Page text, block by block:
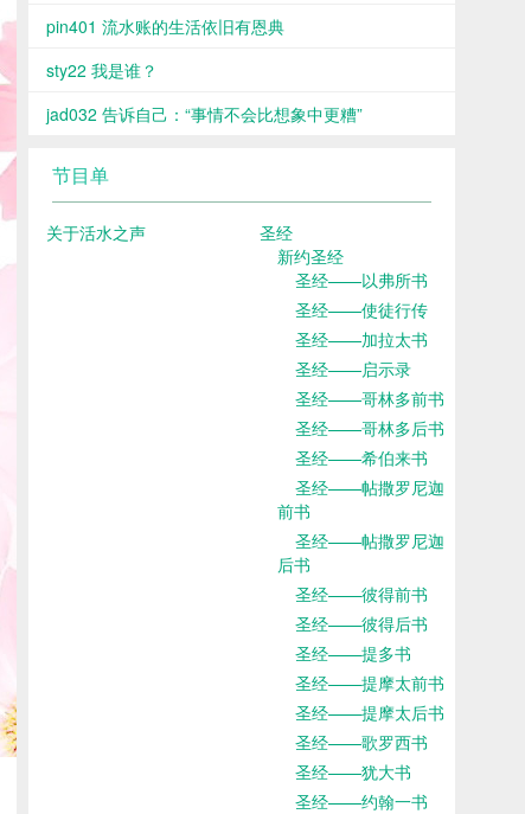
pin401 流水账的生活依旧有恩典
sty22 我是谁？
jad032 告诉自己：“事情不会比想象中更糟”
节目单
关于活水之声
圣经
新约圣经
圣经——以弗所书
圣经——使徒行传
圣经——加拉太书
圣经——启示录
圣经——哥林多前书
圣经——哥林多后书
圣经——希伯来书
圣经——帖撒罗尼迦
前书
圣经——帖撒罗尼迦
后书
圣经——彼得前书
圣经——彼得后书
圣经——提多书
圣经——提摩太前书
圣经——提摩太后书
圣经——歌罗西书
圣经——犹大书
圣经——约翰一书